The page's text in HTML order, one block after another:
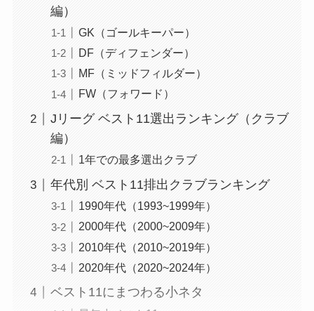
編）
GK（ゴールキーパー）
DF（ディフェンダー）
MF（ミッドフィルダー）
FW（フォワード）
Jリーグ ベスト11選出ランキング（クラブ
編）
1年での最多選出クラブ
年代別 ベスト11排出クラブランキング
1990年代（1993~1999年）
2000年代（2000~2009年）
2010年代（2010~2019年）
2020年代（2020~2024年）
ベスト11にまつわる小ネタ